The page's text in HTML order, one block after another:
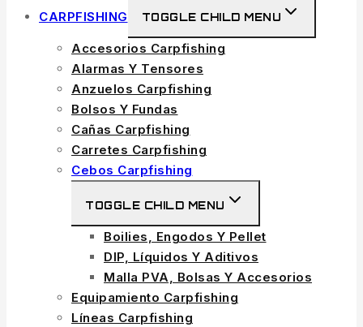
CARPFISHING TOGGLE CHILD MENU
Accesorios Carpfishing
Alarmas Y Tensores
Anzuelos Carpfishing
Bolsos Y Fundas
Cañas Carpfishing
Carretes Carpfishing
Cebos Carpfishing
TOGGLE CHILD MENU
Boilies, Engodos Y Pellet
DIP, Líquidos Y Aditivos
Malla PVA, Bolsas Y Accesorios
Equipamiento Carpfishing
Líneas Carpfishing